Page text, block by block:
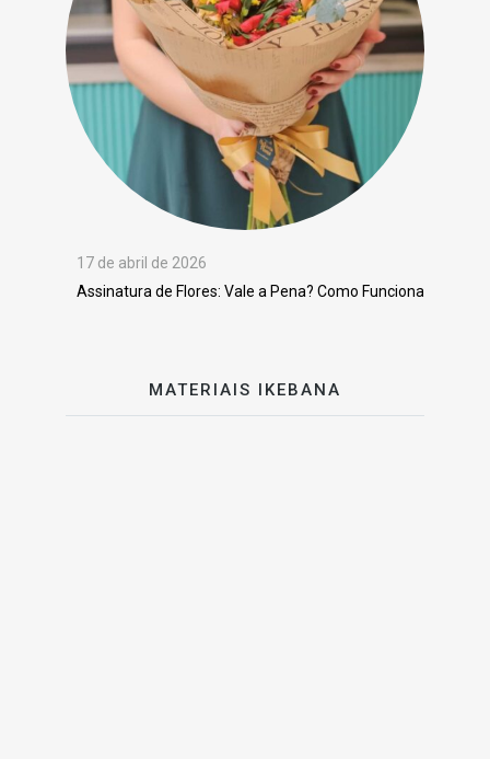
17 de abril de 2026
Assinatura de Flores: Vale a Pena? Como Funciona
MATERIAIS IKEBANA